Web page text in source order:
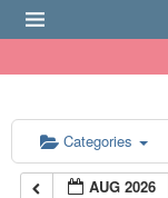
Categories
AUG 2026